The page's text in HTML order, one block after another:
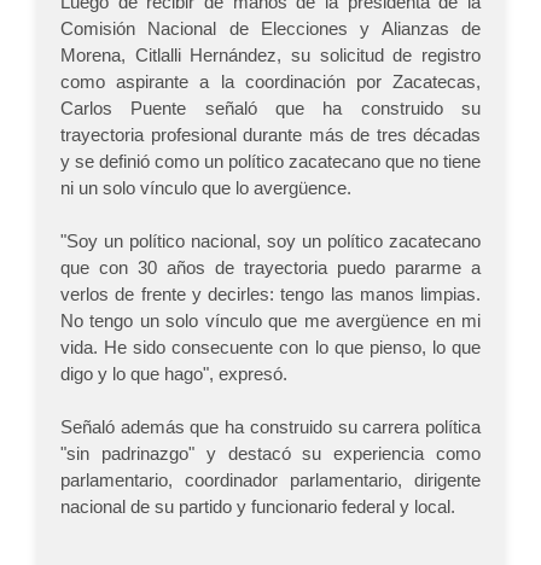
Comisión Nacional de Elecciones y Alianzas de
Morena, Citlalli Hernández, su solicitud de registro
como aspirante a la coordinación por Zacatecas,
Carlos Puente señaló que ha construido su
trayectoria profesional durante más de tres décadas
y se definió como un político zacatecano que no tiene
ni un solo vínculo que lo avergüence.
"Soy un político nacional, soy un político zacatecano
que con 30 años de trayectoria puedo pararme a
verlos de frente y decirles: tengo las manos limpias.
No tengo un solo vínculo que me avergüence en mi
vida. He sido consecuente con lo que pienso, lo que
digo y lo que hago", expresó.
Señaló además que ha construido su carrera política
"sin padrinazgo" y destacó su experiencia como
parlamentario, coordinador parlamentario, dirigente
nacional de su partido y funcionario federal y local.